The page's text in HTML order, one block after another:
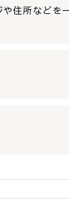
や住所などを